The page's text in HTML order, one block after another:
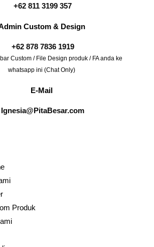
+62 811 3199 357
Custom & Design
+62 878 7836 1919
Custom / File Design produk / FA anda ke
whatsapp ini (Chat Only)
E-Mail
Ignesia@PitaBesar.com
Produk